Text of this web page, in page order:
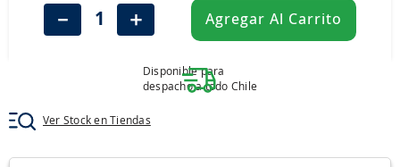
＋
－ Agregar Al Carrito
Disponible para
despacho a todo Chile
Ver Stock en Tiendas
aceite
jockey john deere